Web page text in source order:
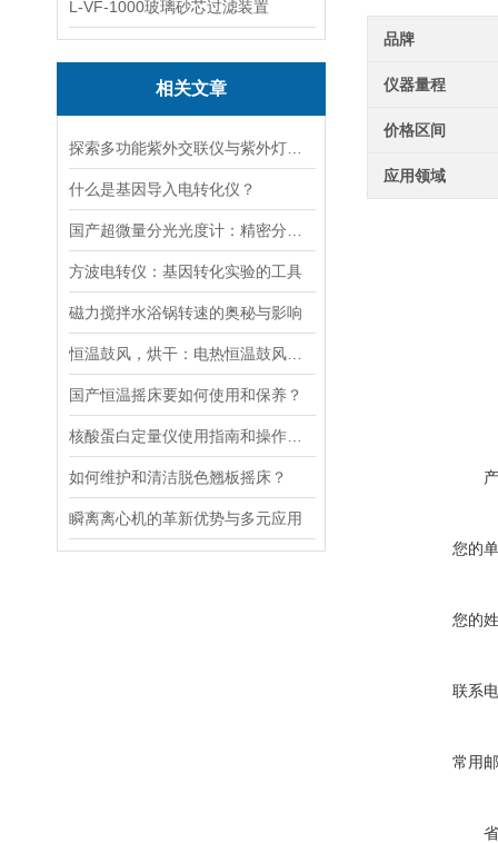
L-VF-1000玻璃砂芯过滤装置
相关文章
什么是基因导入电转化仪？
方波电转仪：基因转化实验的工具​
磁力搅拌水浴锅转速的奥秘与影响
国产恒温摇床要如何使用和保养？
如何维护和清洁脱色翘板摇床？
瞬离离心机的革新优势与多元应用
品牌
仪器量程
价格区间
应用领域
您的
您的
联系
常用